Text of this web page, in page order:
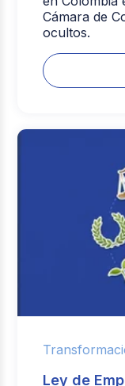
Cámara de
ocultos.
Ley de